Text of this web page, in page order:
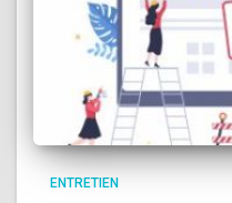
ENTRETIEN